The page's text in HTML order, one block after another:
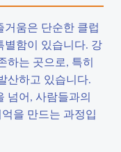
움은 단순한 클럽
별함이 있습니다. 강
하는 곳으로, 특히
산하고 있습니다.
넘어, 사람들과의
을 만드는 과정입